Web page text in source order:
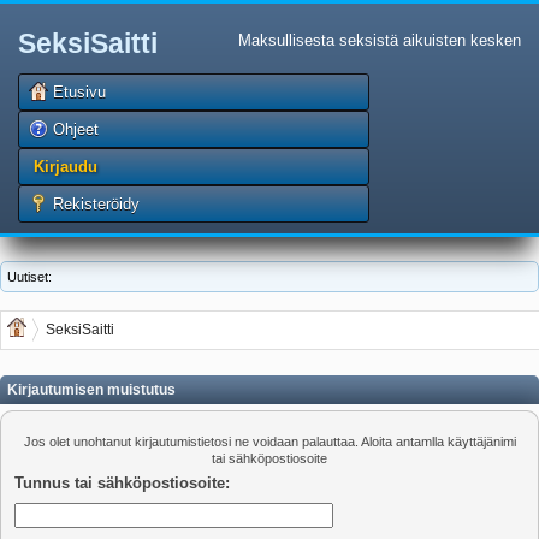
SeksiSaitti Maksullisesta seksistä aikuisten kesken
Etusivu
Ohjeet
Kirjaudu
Rekisteröidy
Uutiset:
SeksiSaitti
Kirjautumisen muistutus
Jos olet unohtanut kirjautumistietosi ne voidaan palauttaa. Aloita antamlla käyttäjänimi
tai sähköpostiosoite
Tunnus tai sähköpostiosoite: